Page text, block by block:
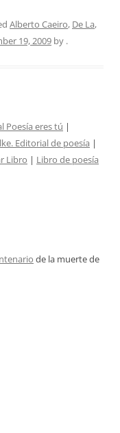
Alberto Caeiro, De La,
19, 2009 by .
Poesía eres tú |
Editorial de poesía |
Libro | Libro de poesía
de la muerte de